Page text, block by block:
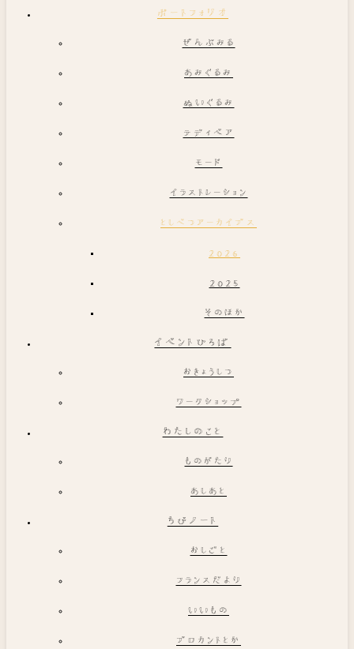
ポートフォリオ
ぜんぶみる
あみぐるみ
ぬいぐるみ
テディベア
モード
イラストレーション
としべつアーカイブス
2026
2025
そのほか
イベントひろば
おきょうしつ
ワークショップ
わたしのこと
ものがたり
あしあと
ちびノート
おしごと
フランスだより
いいもの
ブロカントとか